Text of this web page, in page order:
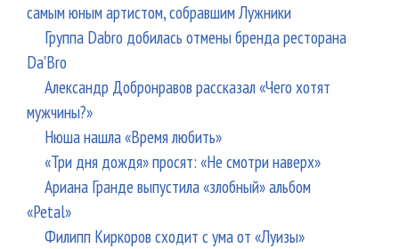
самым юным артистом, собравшим Лужники
Группа Dabro добилась отмены бренда ресторана
Da'Bro
Александр Добронравов рассказал «Чего хотят
мужчины?»
Нюша нашла «Время любить»
«Три дня дождя» просят: «Не смотри наверх»
Ариана Гранде выпустила «злобный» альбом
«Petal»
Филипп Киркоров сходит с ума от «Луизы»